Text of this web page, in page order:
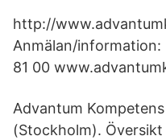
http://
Anmälan/information:
81 00
Advantum
(Stockholm). Översikt